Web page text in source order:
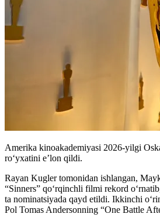
Amerika kinoakademiyasi 2026-yilgi
roʻyxatini e’lon qildi.
Rayan Kugler tomonidan ishlangan,
“Sinners” qo‘rqinchli filmi rekord
ta nominatsiyada qayd etildi. Ikkinchi
Pol Tomas Andersonning “One Battle